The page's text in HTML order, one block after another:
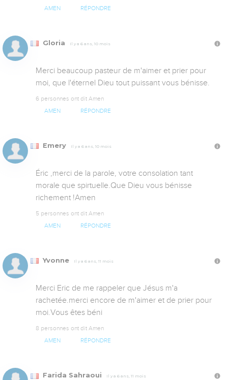
AMEN RÉPONDRE
Gloria Il y a 6 ans, 10 mois
Merci beaucoup pasteur de m'aimer et prier pour
moi, que l'éternel Dieu tout puissant vous bénisse.
6 personnes ont dit Amen
AMEN RÉPONDRE
Emery Il y a 6 ans, 10 mois
Éric ,merci de la parole, votre consolation tant
morale que spirtuelle.Que Dieu vous bénisse
richement !Amen
5 personnes ont dit Amen
AMEN RÉPONDRE
Yvonne Il y a 6 ans, 11 mois
Merci Eric de me rappeler que Jésus m'a
rachetée.merci encore de m'aimer et de prier pour
moi.Vous êtes béni
8 personnes ont dit Amen
AMEN RÉPONDRE
Farida Sahraoui Il y a 6 ans, 11 mois